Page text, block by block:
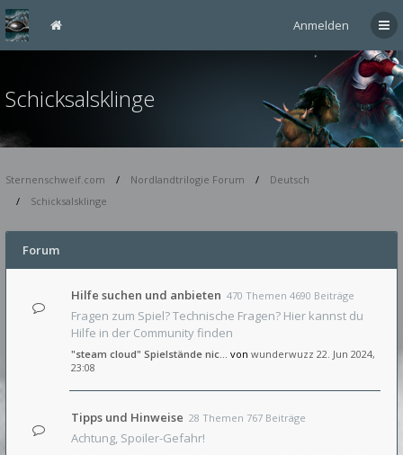
Anmelden
Schicksalsklinge
Sternenschweif.com Nordlandtrilogie Forum
Deutsch
Schicksalsklinge
Forum
Hilfe suchen und anbieten 470 Themen 4690 Beiträge
Fragen zum Spiel? Technische Fragen? Hier kannst du
Hilfe in der Community finden
"steam cloud" Spielstände nic… von wunderwuzz 22. Jun 2024,
23:08
Tipps und Hinweise 28 Themen 767 Beiträge
Achtung, Spoiler-Gefahr!